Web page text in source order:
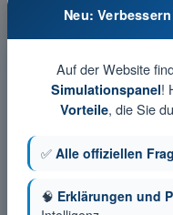
Neu:
Auf der Website
Simulationspanel!
Vorteile, die Sie
✅ Alle offiziellen
🧠 Erklärungen und